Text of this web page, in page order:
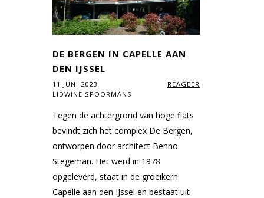
DE BERGEN IN CAPELLE AAN
DEN IJSSEL
11 JUNI 2023
REAGEER
LIDWINE SPOORMANS
Tegen de achtergrond van hoge flats
bevindt zich het complex De Bergen,
ontworpen door architect Benno
Stegeman. Het werd in 1978
opgeleverd, staat in de groeikern
Capelle aan den IJssel en bestaat uit